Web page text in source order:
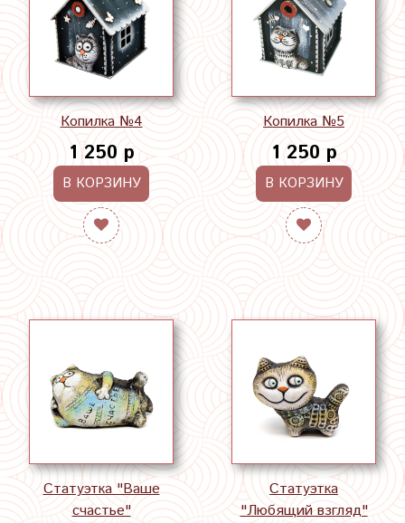
Копилка №4
1 250 р
В КОРЗИНУ
Копилка №5
1 250 р
В КОРЗИНУ
Статуэтка "Ваше
счастье"
Статуэтка
"Любящий взгляд"